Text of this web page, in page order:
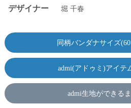
デザイナー 堀 千春
同柄バンダナサイズ
admi(アドゥミ)アイテ
admi生地ができる